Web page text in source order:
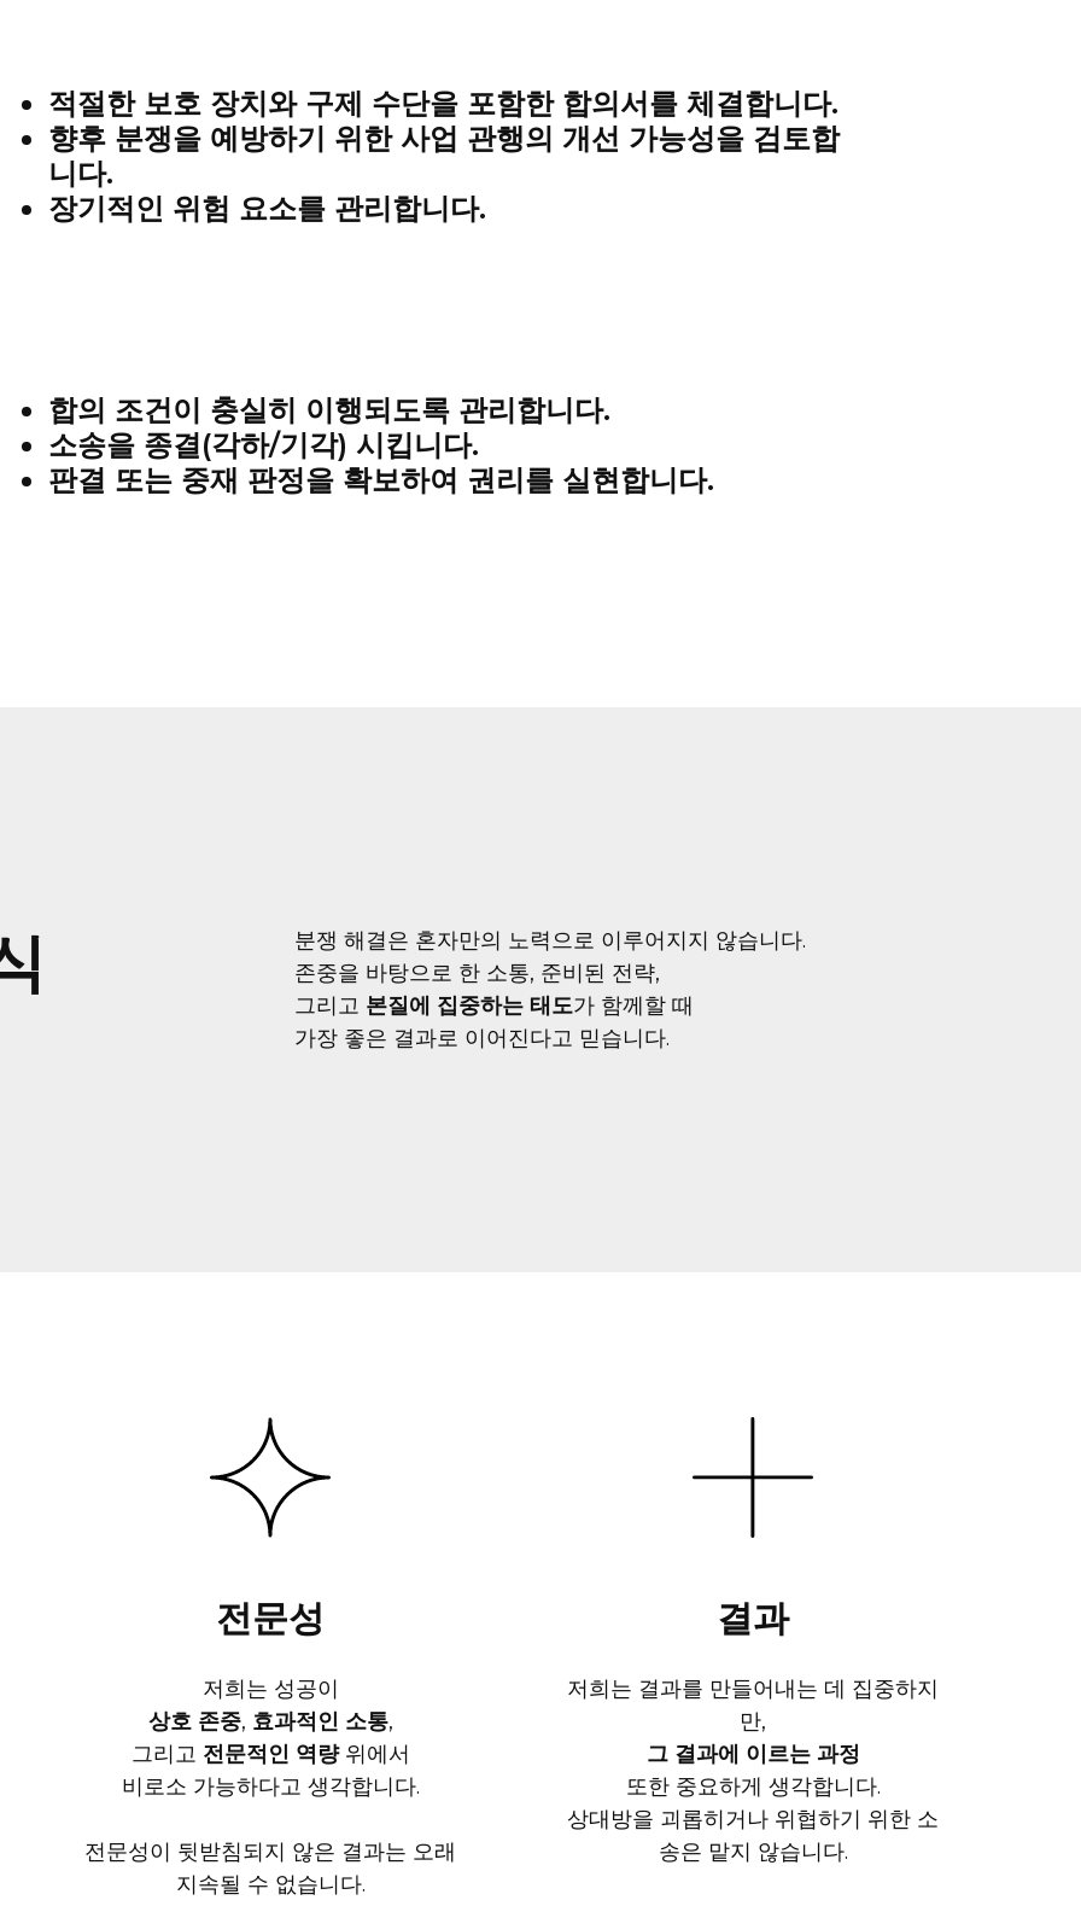
적절한 보호 장치와 구제 수단을 포함한 합의서를 체결합니다.
향후 분쟁을 예방하기 위한 사업 관행의 개선 가능성을 검토합
니다.
장기적인 위험 요소를 관리합니다.
합의 조건이 충실히 이행되도록 관리합니다.
소송을 종결(각하/기각) 시킵니다.
판결 또는 중재 판정을 확보하여 권리를 실현합니다.
분쟁 해결은 혼자만의 노력으로 이루어지지 않습니다.
존중을 바탕으로 한 소통, 준비된 전략,
그리고 본질에 집중하는 태도가 함께할 때
가장 좋은 결과로 이어진다고 믿습니다.
전문성
저희는 성공이
상호 존중, 효과적인 소통,
그리고 전문적인 역량위에서
비로소 가능하다고 생각합니다.
전문성이 뒷받침되지 않은 결과는 오래
지속될 수 없습니다.
결과
저희는 결과를 만들어내는 데 집중하지
만,
그 결과에 이르는 과정
또한 중요하게 생각합니다.
상대방을 괴롭히거나 위협하기 위한 소
송은 맡지 않습니다.